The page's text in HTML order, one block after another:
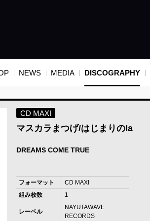
NEWS MEDIA DISCOGRAPHY
CD MAXI
マスカラまつげ/はじまりのla
DREAMS COME TRUE
フォーマット
CD MAXI
組み枚数
1
レーベル
NAYUTAWAVE
RECORDS